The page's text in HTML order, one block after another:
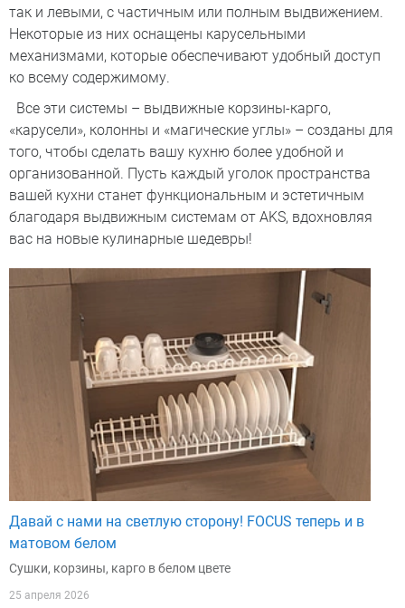
так и левыми, с частичным или полным выдвижением.
Некоторые из них оснащены карусельными
механизмами, которые обеспечивают удобный доступ
ко всему содержимому.
Все эти системы – выдвижные корзины-карго,
«карусели», колонны и «магические углы» – созданы для
того, чтобы сделать вашу кухню более удобной и
организованной. Пусть каждый уголок пространства
вашей кухни станет функциональным и эстетичным
благодаря выдвижным системам от AKS, вдохновляя
вас на новые кулинарные шедевры!
Давай с нами на светлую сторону! FOCUS теперь и в
матовом белом
Сушки, корзины, карго в белом цвете
25 апреля 2026